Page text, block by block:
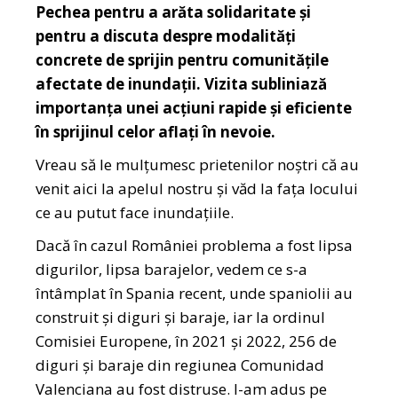
Pechea pentru a arăta solidaritate și
pentru a discuta despre modalități
concrete de sprijin pentru comunitățile
afectate de inundații. Vizita subliniază
importanța unei acțiuni rapide și eficiente
în sprijinul celor aflați în nevoie.
Vreau să le mulțumesc prietenilor noștri că au
venit aici la apelul nostru și văd la fața locului
ce au putut face inundațiile.
Dacă în cazul României problema a fost lipsa
digurilor, lipsa barajelor, vedem ce s-a
întâmplat în Spania recent, unde spaniolii au
construit și diguri și baraje, iar la ordinul
Comisiei Europene, în 2021 și 2022, 256 de
diguri și baraje din regiunea Comunidad
Valenciana au fost distruse. I-am adus pe